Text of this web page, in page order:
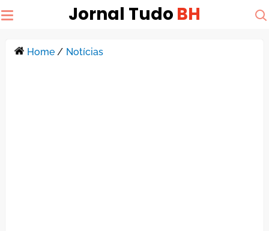
Jornal Tudo BH
Home/ Notícias